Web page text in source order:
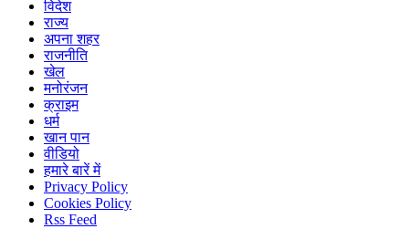
विदेश
राज्य
अपना शहर
राजनीति
खेल
मनोरंजन
क्राइम
धर्म
खान पान
वीडियो
हमारे बारें में
Privacy Policy
Cookies Policy
Rss Feed